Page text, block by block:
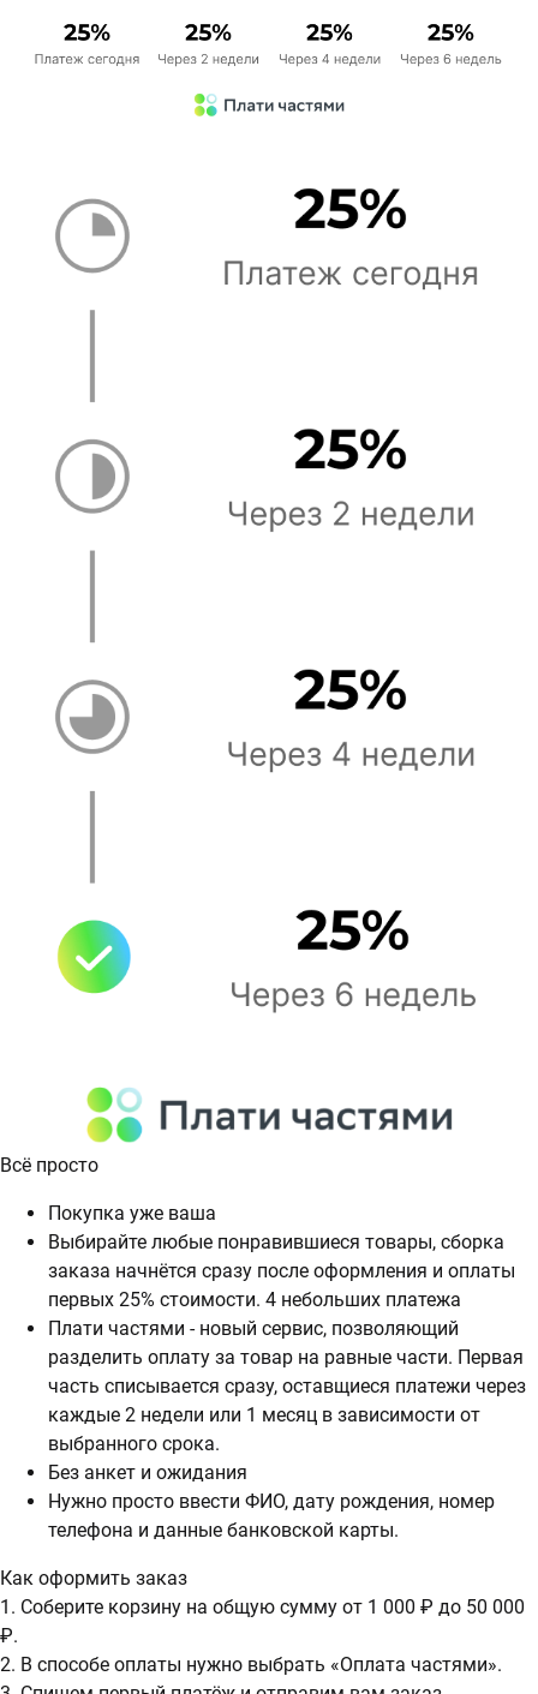
Всё просто
Покупка уже ваша
Выбирайте любые понравившиеся товары, сборка
заказа начнётся сразу после оформления и оплаты
первых 25% стоимости. 4 небольших платежа
Плати частями - новый сервис, позволяющий
разделить оплату за товар на равные части. Первая
часть списывается сразу, оставщиеся платежи через
каждые 2 недели или 1 месяц в зависимости от
выбранного срока.
Без анкет и ожидания
Нужно просто ввести ФИО, дату рождения, номер
телефона и данные банковской карты.
Как оформить заказ
1. Соберите корзину на общую сумму от 1 000 ₽ до 50 000
₽.
2. В способе оплаты нужно выбрать «Оплата частями».